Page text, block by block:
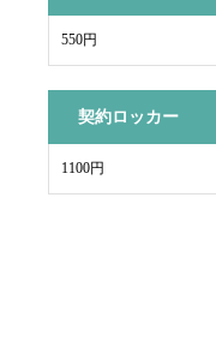
550円
契約ロッカー
1100円